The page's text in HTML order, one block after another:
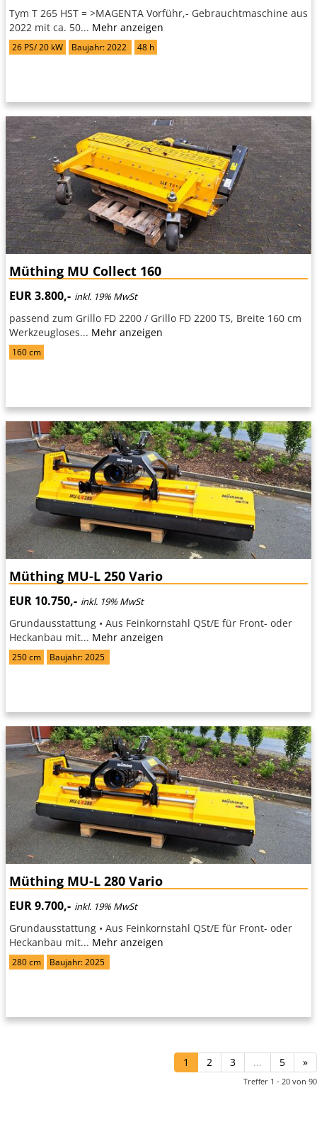
Tym T 265 HST = >MAGENTA Vorführ,- Gebrauchtmaschine aus
2022 mit ca. 50... Mehr anzeigen
26 PS/ 20 kW Baujahr: 2022 48 h
Müthing MU Collect 160
EUR 3.800,- inkl. 19% MwSt
passend zum Grillo FD 2200 / Grillo FD 2200 TS, Breite 160 cm
Werkzeugloses... Mehr anzeigen
160 cm
Müthing MU-L 250 Vario
EUR 10.750,- inkl. 19% MwSt
Grundausstattung • Aus Feinkornstahl QSt/E für Front- oder
Heckanbau mit... Mehr anzeigen
250 cm Baujahr: 2025
Müthing MU-L 280 Vario
EUR 9.700,- inkl. 19% MwSt
Grundausstattung • Aus Feinkornstahl QSt/E für Front- oder
Heckanbau mit... Mehr anzeigen
280 cm Baujahr: 2025
1 2 3 ... 5 »
Treffer 1 - 20 von 90